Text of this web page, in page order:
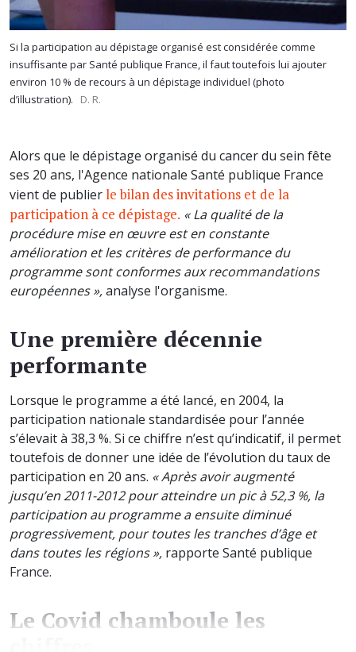
Si la participation au dépistage organisé est considérée comme
insuffisante par Santé publique France, il faut toutefois lui ajouter
environ 10 % de recours à un dépistage individuel (photo
d’illustration).
D. R.
Alors que le dépistage organisé du cancer du sein fête
ses 20 ans, l'Agence nationale Santé publique France
vient de publierle bilan des invitations et de la
participation à ce dépistage. « La qualité de la
procédure mise en œuvre est en constante
amélioration et les critères de performance du
programme sont conformes aux recommandations
européennes »,analyse l'organisme.
Une première décennie
performante
Lorsque le programme a été lancé, en 2004, la
participation nationale standardisée pour l’année
s’élevait à 38,3 %. Si ce chiffre n’est qu’indicatif, il permet
toutefois de donner une idée de l’évolution du taux de
participation en 20 ans. « Après avoir augmenté
jusqu’en 2011-2012 pour atteindre un pic à 52,3 %, la
participation au programme a ensuite diminué
progressivement, pour toutes les tranches d’âge et
dans toutes les régions », rapporte Santé publique
France.
Le Covid chamboule les